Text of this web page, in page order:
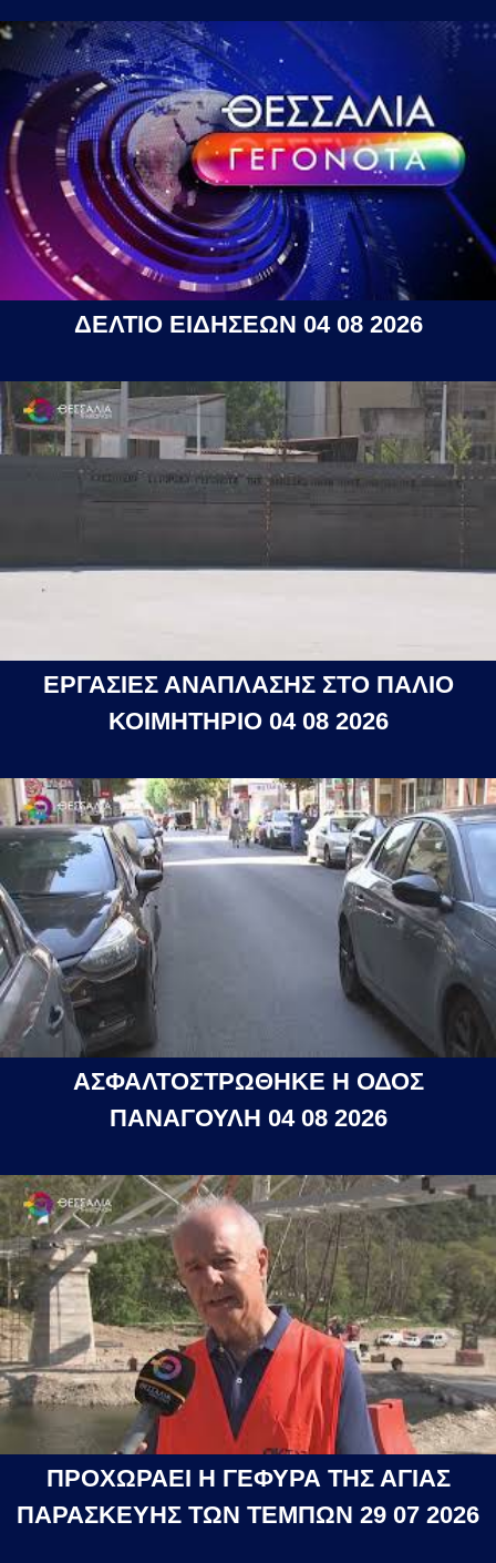
ΔΕΛΤΙΟ ΕΙΔΗΣΕΩΝ 04 08 2026
ΕΡΓΑΣΙΕΣ ΑΝΑΠΛΑΣΗΣ ΣΤΟ ΠΑΛΙΟ
ΚΟΙΜΗΤΗΡΙΟ 04 08 2026
ΑΣΦΑΛΤΟΣΤΡΩΘΗΚΕ Η ΟΔΟΣ
ΠΑΝΑΓΟΥΛΗ 04 08 2026
ΠΡΟΧΩΡΑΕΙ Η ΓΕΦΥΡΑ ΤΗΣ ΑΓΙΑΣ
ΠΑΡΑΣΚΕΥΗΣ ΤΩΝ ΤΕΜΠΩΝ 29 07 2026